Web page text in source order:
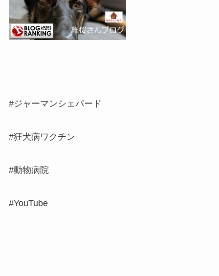
#ジャーマンシェパード
#狂犬病ワクチン
#動物病院
#YouTube